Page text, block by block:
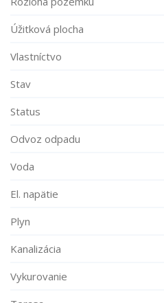
Úžitková plocha
Vlastníctvo
Stav
Status
Odvoz odpadu
Voda
El. napätie
Plyn
Kanalizácia
Vykurovanie